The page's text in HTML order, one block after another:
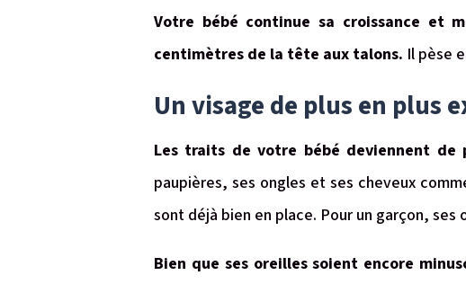
Votre bébé continue sa croissance et
centimètres de la tête aux talons. Il pèse
Un visage de plus en plus
Les traits de votre bébé deviennent de
paupières, ses ongles et ses cheveux
sont déjà bien en place. Pour un garçon,
Bien que ses oreilles soient encore